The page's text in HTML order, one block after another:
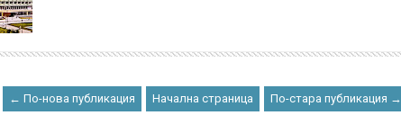
← По-нова публикация Начална страница По-стара публикация →